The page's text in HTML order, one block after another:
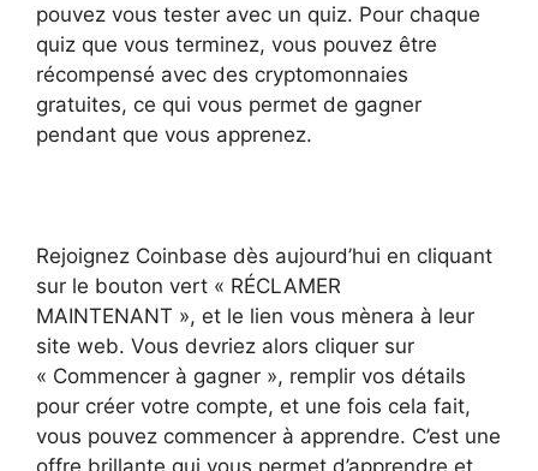
pouvez vous tester avec un quiz. Pour chaque
quiz que vous terminez, vous pouvez être
récompensé avec des cryptomonnaies
gratuites, ce qui vous permet de gagner
pendant que vous apprenez.
Rejoignez Coinbase dès aujourd’hui en cliquant
sur le bouton vert « RÉCLAMER
MAINTENANT », et le lien vous mènera à leur
site web. Vous devriez alors cliquer sur
« Commencer à gagner », remplir vos détails
pour créer votre compte, et une fois cela fait,
vous pouvez commencer à apprendre. C’est une
offre brillante qui vous permet d’apprendre et